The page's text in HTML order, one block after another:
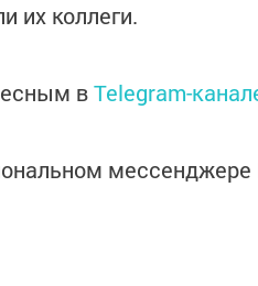
их коллеги.
вTelegram-